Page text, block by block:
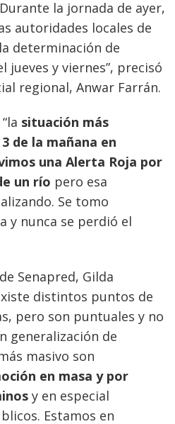
la jornada de ayer,
autoridades locales de
determinación de
jueves y viernes”, precisó
regional, Anwar Farrán.
situación más
de la mañana en
una Alerta Roja por
un río pero esa
Se tomo
y nunca se perdió el
Senapred, Gilda
distintos puntos de
pero son puntuales y no
generalización de
masivo son
en masa y por
y en especial
Estamos en